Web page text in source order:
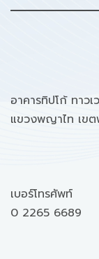
อาคารทิปโก้ ทาว
แขวงพญาไท เข
เบอร์โทรศัพท์
0 2265 6689